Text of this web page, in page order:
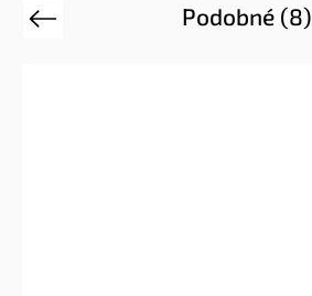
Podobné (8)
Previous